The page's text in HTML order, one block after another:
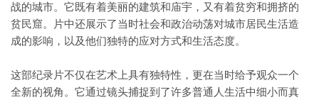
战的城市。它既有着美丽的建筑和庙宇，又有着贫穷和拥挤的
贫民窟。片中还展示了当时社会和政治动荡对城市居民生活造
成的影响，以及他们独特的应对方式和生活态度。
这部纪录片不仅在艺术上具有独特性，更在当时给予观众一个
全新的视角。它通过镜头捕捉到了许多普通人生活中细小而真